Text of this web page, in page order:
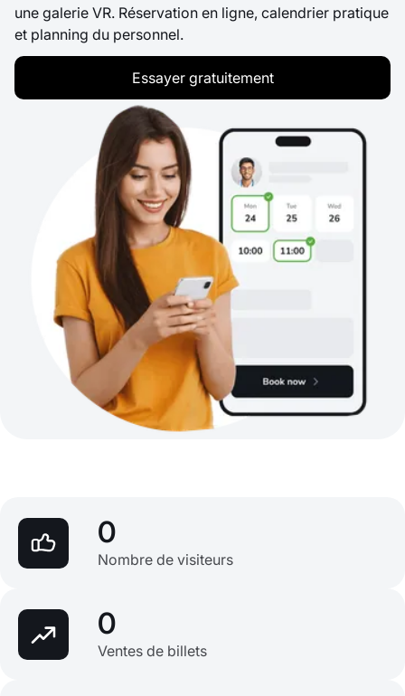
une galerie VR. Réservation en ligne, calendrier pratique
et planning du personnel.
Essayer gratuitement
0
Nombre de visiteurs
0
Ventes de billets